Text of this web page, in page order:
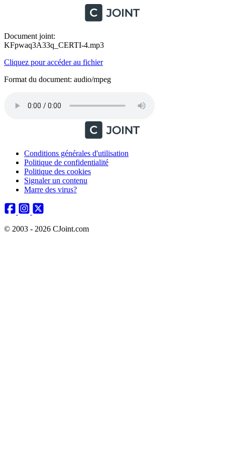
Document joint:
KFpwaq3A33q_CERTI-4.mp3
Cliquez pour accéder au fichier
Format du document: audio/mpeg
Conditions générales d'utilisation
Politique de confidentialité
Politique des cookies
Signaler un contenu
Marre des virus?
© 2003 - 2026 CJoint.com